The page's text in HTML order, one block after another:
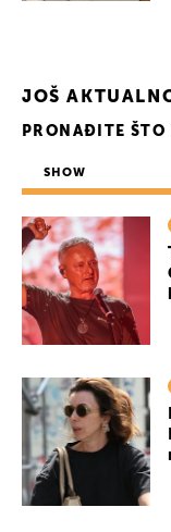
JOŠ
PRONAĐITE ŠTO
SHOW